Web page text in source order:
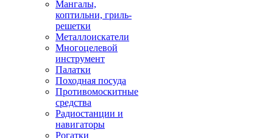
Мангалы,
коптильни, гриль-
решетки
Металлоискатели
Многоцелевой
инструмент
Палатки
Походная посуда
Противомоскитные
средства
Радиостанции и
навигаторы
Рогатки